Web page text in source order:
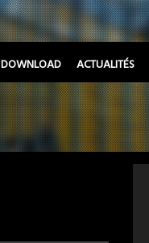
DOWNLOAD ACTUALITÉS